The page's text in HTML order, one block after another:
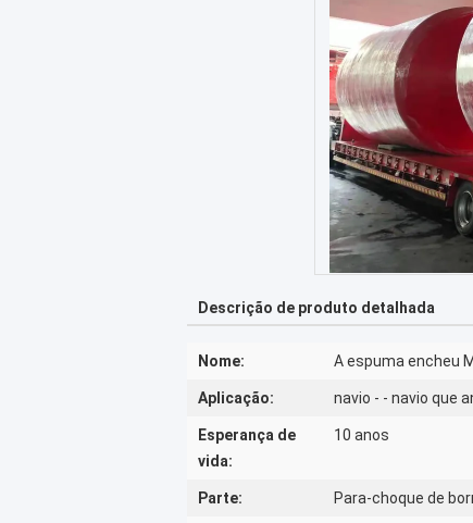
Descrição de produto detalhada
Nome: A espuma encheu
Aplicação: navio - - navio que
Esperança de
vida:
10 anos
Parte: Para-choque de